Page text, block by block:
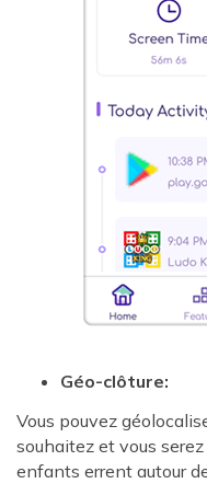
Géo-clôture:
Vous pouvez
souhaitez et vous
enfants errent autour